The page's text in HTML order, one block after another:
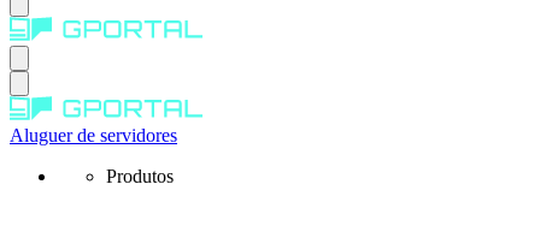
Aluguer de servidores
Produtos